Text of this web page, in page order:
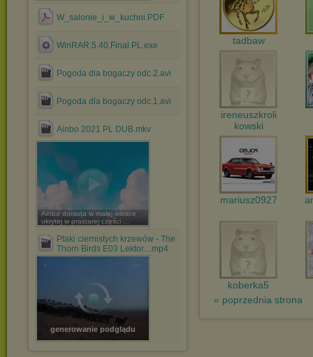
W_salonie_i_w_kuchni.PDF
WinRAR.5.40.Final.PL.exe
Pogoda dla bogaczy odc.2.avi
Pogoda dla bogaczy odc.1.avi
Ainbo 2021 PL DUB.mkv
Ainbo dorasta w małej wiosce
ukrytej w prastarej części ...
Ptaki ciernistych krzewów - The
Thorn Birds E03 Lektor....mp4
generowanie podglądu
tadbaw
ireneuszkroli
kowski
mariusz0927
koberka5
« poprzednia strona